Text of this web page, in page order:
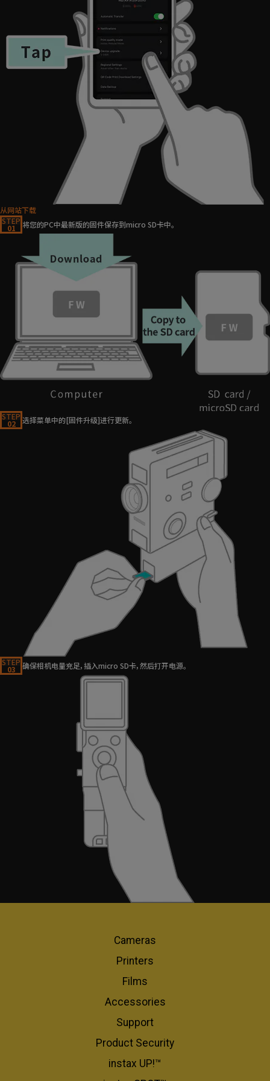
从网站下载
STEP
01 将您的PC中最新版的固件保存到micro SD卡中。
STEP
02 选择菜单中的[固件升级]进行更新。
STEP
03 确保相机电量充足，插入micro SD卡，然后打开电源。
Cameras
Printers
Films
Accessories
Support
Product Security
instax UP!™